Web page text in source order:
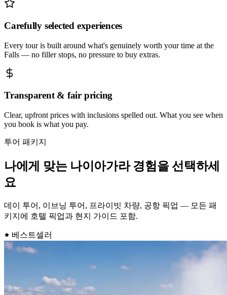
Carefully selected experiences
Every tour is built around what's genuinely worth your time at the
Falls — no filler stops, no pressure to buy extras.
Transparent & fair pricing
Clear, upfront prices with inclusions spelled out. What you see when
you book is what you pay.
투어 패키지
나에게 맞는 나이아가라 경험을 선택하세
요
데이 투어, 이브닝 투어, 프라이빗 차량, 공항 픽업 — 모든 패
키지에 호텔 픽업과 현지 가이드 포함.
베스트셀러